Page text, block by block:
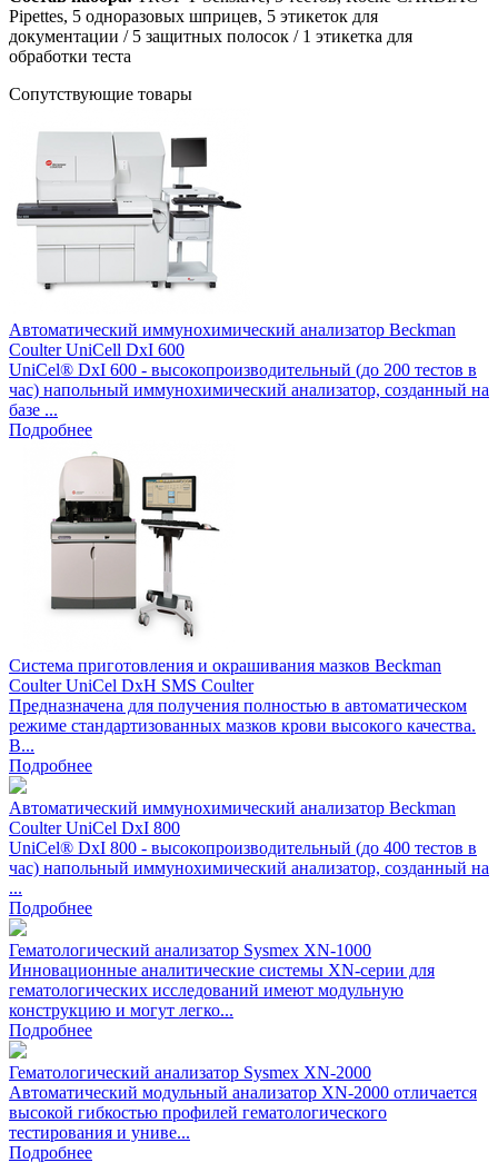
Pipettes, 5 одноразовых шприцев, 5 этикеток для
документации / 5 защитных полосок / 1 этикетка для
обработки теста
Сопутствующие товары
Автоматический иммунохимический анализатор Beckman
Coulter UniCell DxI 600
UniCel® DxI 600 - высокопроизводительный (до 200 тестов в
час) напольный иммунохимический анализатор, созданный на
базе ...
Подробнее
Система приготовления и окрашивания мазков Beckman
Coulter UniCel DxH SMS Coulter
Предназначена для получения полностью в автоматическом
режиме стандартизованных мазков крови высокого качества.
В...
Подробнее
Автоматический иммунохимический анализатор Beckman
Coulter UniCel DxI 800
UniCel® DxI 800 - высокопроизводительный (до 400 тестов в
час) напольный иммунохимический анализатор, созданный на
...
Подробнее
Гематологический анализатор Sysmex XN-1000
Инновационные аналитические системы ХN-серии для
гематологических исследований имеют модульную
конструкцию и могут легко...
Подробнее
Гематологический анализатор Sysmex XN-2000
Автоматический модульный анализатор XN-2000 отличается
высокой гибкостью профилей гематологического
тестирования и униве...
Подробнее